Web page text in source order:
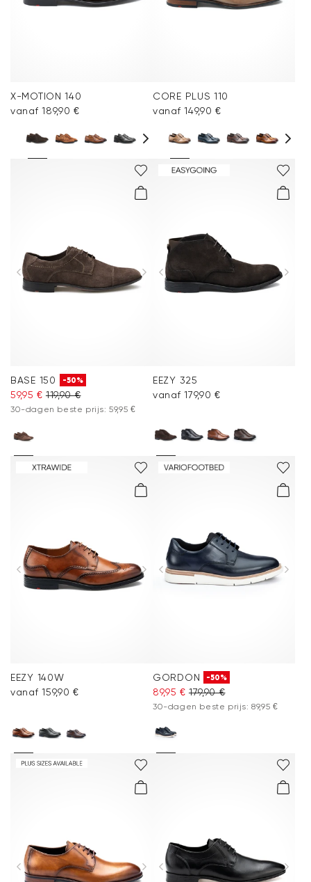
X-MOTION 140
vanaf 189,90 €
CORE PLUS 110
vanaf 149,90 €
BASE 150 -50%
59,95 € 119,90 €
30-dagen beste prijs: 59,95 €
EEZY 325
vanaf 179,90 €
EEZY 140W
vanaf 159,90 €
GORDON -50%
89,95 € 179,90 €
30-dagen beste prijs: 89,95 €